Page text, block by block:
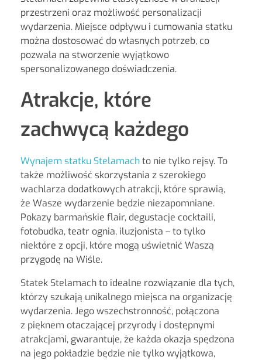
przestrzeni oraz możliwość personalizacji
wydarzenia. Miejsce odpływu i cumowania statku
można dostosować do własnych potrzeb, co
pozwala na stworzenie wyjątkowo
spersonalizowanego doświadczenia.
Atrakcje, które
zachwycą każdego
Wynajem statku Stelamachto nie tylko rejsy. To
także możliwość skorzystania z szerokiego
wachlarza dodatkowych atrakcji, które sprawią,
że Wasze wydarzenie będzie niezapomniane.
Pokazy barmańskie flair, degustacje cocktaili,
fotobudka, teatr ognia, iluzjonista – to tylko
niektóre z opcji, które mogą uświetnić Waszą
przygodę na Wiśle.
Statek Stelamach to idealne rozwiązanie dla tych,
którzy szukają unikalnego miejsca na organizację
wydarzenia. Jego wszechstronność, połączona
z pięknem otaczającej przyrody i dostępnymi
atrakcjami, gwarantuje, że każda okazja spędzona
na jego pokładzie będzie nie tylko wyjątkowa,